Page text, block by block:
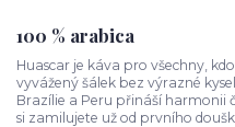
100 % arabica
Huascar je káva pro všechny,
vyvážený šálek bez výrazné
Brazílie a Peru přináší harmonii
si zamilujete už od prvního